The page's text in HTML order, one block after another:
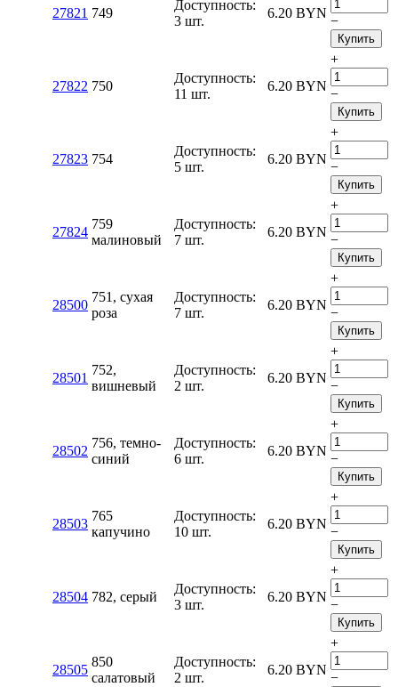
27821 749
Доступность:
3 шт.
6.20 BYN
−
Купить
27822 750
Доступность:
11 шт.
6.20 BYN
+
−
Купить
27823 754
Доступность:
5 шт.
6.20 BYN
+
−
Купить
27824
759
малиновый
Доступность:
7 шт.
6.20 BYN
+
−
Купить
28500
751, сухая
роза
Доступность:
7 шт.
6.20 BYN
+
−
Купить
28501
752,
вишневый
Доступность:
2 шт.
6.20 BYN
+
−
Купить
28502
756, темно-
синий
Доступность:
6 шт.
6.20 BYN
+
−
Купить
28503
765
капучино
Доступность:
10 шт.
6.20 BYN
+
−
Купить
28504 782, серый
Доступность:
3 шт.
6.20 BYN
+
−
Купить
28505
850
салатовый
Доступность:
2 шт.
6.20 BYN
+
−